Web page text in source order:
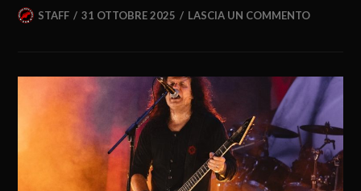
STAFF 31 OTTOBRE 2025 LASCIA UN COMMENTO